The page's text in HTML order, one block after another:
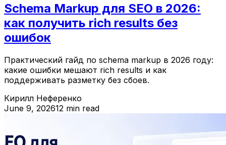
Schema Markup для SEO в 2026:
как получить rich results без
ошибок
Практический гайд по schema markup в 2026 году:
какие ошибки мешают rich results и как
поддерживать разметку без сбоев.
Кирилл Неференко
June 9, 202612 min read